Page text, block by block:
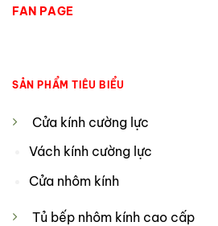
FAN PAGE
SẢN PHẨM TIÊU BIỂU
Cửa kính cường lực
Vách kính cường lực
Cửa nhôm kính
Tủ bếp nhôm kính cao cấp